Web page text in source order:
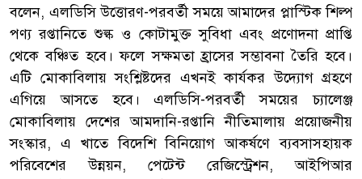
বলেন, এলডিসি উত্তোরণ-পরবর্তী সময়ে আমাদের প্লাস্টিক শিল্প
পণ্য রপ্তানিতে শুল্ক ও কোটামুক্ত সুবিধা এবং প্রণোদনা প্রাপ্তি
থেকে বঞ্চিত হবে। ফলে সক্ষমতা হ্রাসের সম্ভাবনা তৈরি হবে।
এটি মোকাবিলায় সংশ্লিষ্টদের এখনই কার্যকর উদ্যোগ গ্রহণে
এগিয়ে আসতে হবে। এলডিসি-পরবর্তী সময়ের চ্যালেঞ্জ
মোকাবিলায় দেশের আমদানি-রপ্তানি নীতিমালায় প্রয়োজনীয়
সংস্কার, এ খাতে বিদেশি বিনিয়োগ আকর্ষণে ব্যবসাসহায়ক
পরিবেশের উন্নয়ন, পেটেন্ট রেজিস্ট্রেশন, আইপিআর